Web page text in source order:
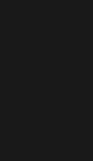
nueva ventana)
nueva ventana)